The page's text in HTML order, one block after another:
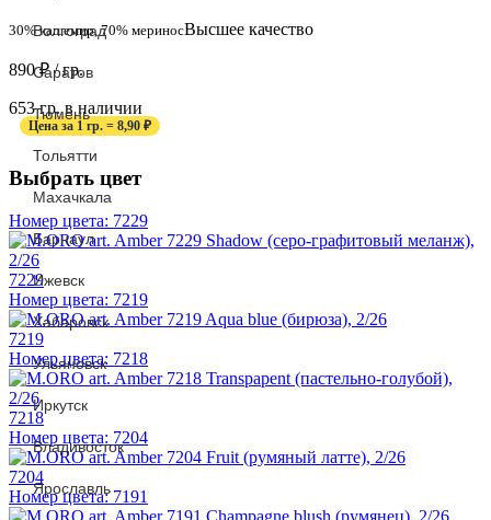
30% кашемир, 70% мериносВысшее качество
890₽ / гр.
653 гр. в наличии
Цена за 1 гр. = 8,90 ₽
Выбрать цвет
Номер цвета: 7229
7229
Номер цвета: 7219
7219
Номер цвета: 7218
7218
Номер цвета: 7204
7204
Номер цвета: 7191
Волгоград
Саратов
Тюмень
Тольятти
Махачкала
Барнаул
Ижевск
Хабаровск
Ульяновск
Иркутск
Владивосток
Ярославль